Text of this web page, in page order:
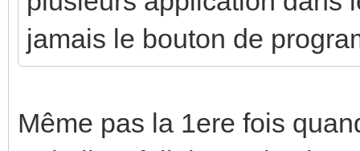
jamais le bouton de
Même pas la 1ere fois